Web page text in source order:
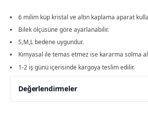
6 milim küp kristal ve altın kaplama aparat
Bilek ölçüsüne göre ayarlanabilir.
S,M,L bedene uygundur.
Kimyasal ile temas etmez ise kararma solma
1-2 iş günü içerisinde kargoya teslim edilir.
Değerlendirmeler